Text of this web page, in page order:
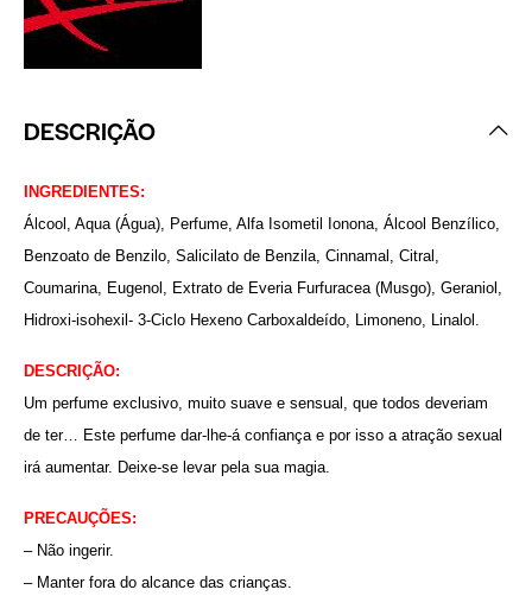
DESCRIÇÃO
INGREDIENTES:
Álcool, Aqua (Água), Perfume, Alfa Isometil Ionona, Álcool Benzílico,
Benzoato de Benzilo, Salicilato de Benzila, Cinnamal, Citral,
Coumarina, Eugenol, Extrato de Everia Furfuracea (Musgo), Geraniol,
Hidroxi-isohexil- 3-Ciclo Hexeno Carboxaldeído, Limoneno, Linalol.
DESCRIÇÃO:
Um perfume exclusivo, muito suave e sensual, que todos deveriam
de ter… Este perfume dar-lhe-á confiança e por isso a atração sexual
irá aumentar. Deixe-se levar pela sua magia.
PRECAUÇÕES:
– Não ingerir.
– Manter fora do alcance das crianças.